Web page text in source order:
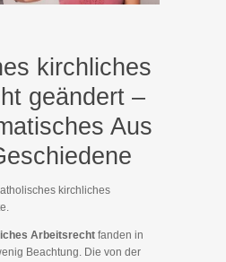
kirchliches
geändert –
Aus
kirchliches
Arbeitsrecht fanden in
Beachtung. Die von der